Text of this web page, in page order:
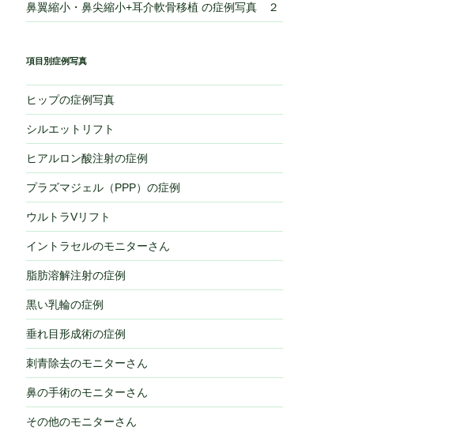
鼻翼縮小・鼻尖縮小+耳介軟骨移植 の症例写真 ２
項目別症例写真
ヒップの症例写真
シルエットリフト
ヒアルロン酸注射の症例
プラズマジェル（PPP）の症例
ウルトラVリフト
イントラセルのモニターさん
脂肪溶解注射の症例
黒い乳輪の症例
垂れ目形成術の症例
刺青除去のモニターさん
鼻の手術のモニターさん
その他のモニターさん